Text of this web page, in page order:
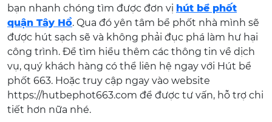
bạn nhanh chóng tìm được đơn vị hút bể phốt
quận Tây Hồ. Qua đó yên tâm bể phốt nhà mình sẽ
được hút sạch sẽ và không phải đục phá làm hư hại
công trình. Để tìm hiểu thêm các thông tin về dịch
vụ, quý khách hàng có thể liên hệ ngay với Hút bể
phốt 663. Hoặc truy cập ngay vào website
https://hutbephot663.com để được tư vấn, hỗ trợ chi
tiết hơn nữa nhé.